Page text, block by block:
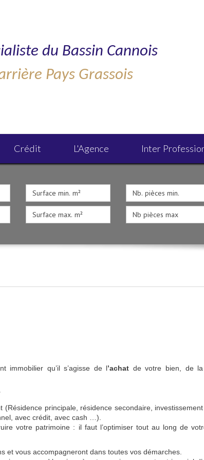
du Bassin Cannois
Pays Grassois
Crédit L'agence Inter
immobilier qu’il s’agisse de l’achat de votre bien, de la
principale, résidence secondaire,
avec crédit, avec cash …).
votre patrimoine : il faut l’optimiser tout au long de
et vous accompagneront dans toutes vos démarches.